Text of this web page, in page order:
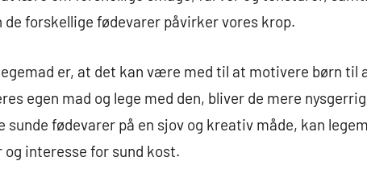
forskellige fødevarer påvirker vores krop.
er, at det kan være med til at motivere børn til
egen mad og lege med den, bliver de mere
fødevarer på en sjov og kreativ måde, kan
interesse for sund kost.